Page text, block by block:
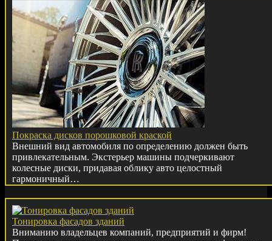
Покраска дисков порошковой краской
Внешний вид автомобиля по определению должен быть
привлекательным. Экстерьер машины подчеркивают
колесные диски, придавая облику авто целостный
гармоничный…
Тонировка фасадов зданий
Вниманию владельцев компаний, предприятий и фирм!